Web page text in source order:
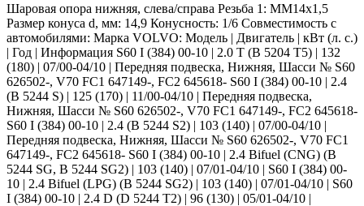
Шаровая опора нижняя, слева/справа Резьба 1: MM14x1,5
Размер конуса d, мм: 14,9 Конусность: 1/6 Совместимость с
автомобилями: Марка VOLVO: Модель | Двигатель | кВт (л. с.)
| Год | Информация S60 I (384) 00-10 | 2.0 T (B 5204 T5) | 132
(180) | 07/00-04/10 | Передняя подвеска, Нижняя, Шасси № S60
626502-, V70 FC1 647149-, FC2 645618- S60 I (384) 00-10 | 2.4
(B 5244 S) | 125 (170) | 11/00-04/10 | Передняя подвеска,
Нижняя, Шасси № S60 626502-, V70 FC1 647149-, FC2 645618-
S60 I (384) 00-10 | 2.4 (B 5244 S2) | 103 (140) | 07/00-04/10 |
Передняя подвеска, Нижняя, Шасси № S60 626502-, V70 FC1
647149-, FC2 645618- S60 I (384) 00-10 | 2.4 Bifuel (CNG) (B
5244 SG, B 5244 SG2) | 103 (140) | 07/01-04/10 | S60 I (384) 00-
10 | 2.4 Bifuel (LPG) (B 5244 SG2) | 103 (140) | 07/01-04/10 | S60
I (384) 00-10 | 2.4 D (D 5244 T2) | 96 (130) | 05/01-04/10 |